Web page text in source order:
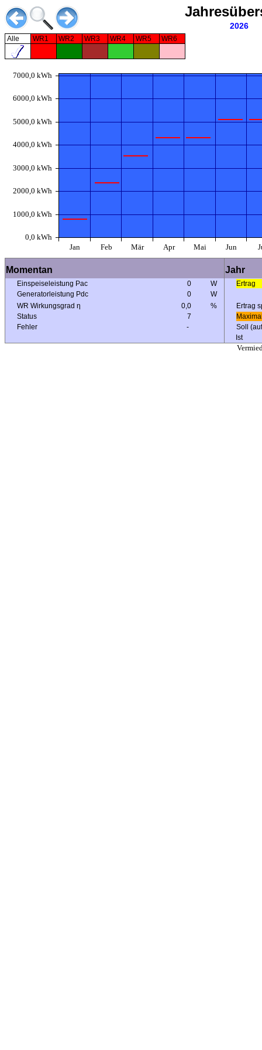
Alle WR1 WR2 WR3 WR4 WR5 WR6
2026
Jun
Mai
Apr
Mär
Feb
Jan
7000,0 kWh
6000,0 kWh
5000,0 kWh
4000,0 kWh
3000,0 kWh
2000,0 kWh
1000,0 kWh
0,0 kWh
Momentan Jahr
Einspeiseleistung Pac 0 W
Ertrag
Generatorleistung Pdc
0
W
WR Wirkungsgrad η
0,0 %
Ertrag
Status
7
Fehler
-
Soll
Ist